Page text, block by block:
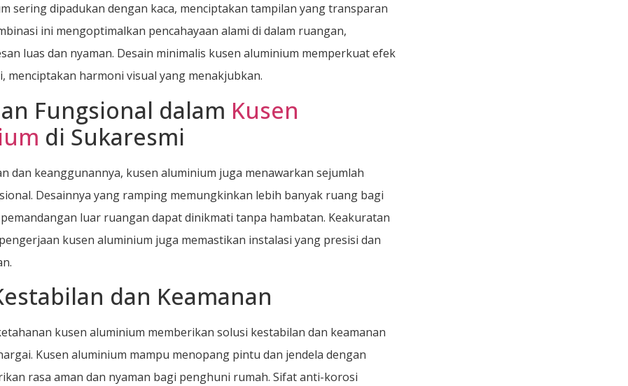
sering dipadukan dengan kaca, menciptakan tampilan yang transparan
ini mengoptimalkan pencahayaan alami di dalam ruangan,
luas dan nyaman. Desain minimalis kusen aluminium memperkuat efek
menciptakan harmoni visual yang menakjubkan.
Fungsional dalam Kusen
di Sukaresmi
dan keanggunannya, kusen aluminium juga menawarkan sejumlah
Desainnya yang ramping memungkinkan lebih banyak ruang bagi
luar ruangan dapat dinikmati tanpa hambatan. Keakuratan
kusen aluminium juga memastikan instalasi yang presisi dan
dan Keamanan
kusen aluminium memberikan solusi kestabilan dan keamanan
Kusen aluminium mampu menopang pintu dan jendela dengan
rasa aman dan nyaman bagi penghuni rumah. Sifat anti-korosi